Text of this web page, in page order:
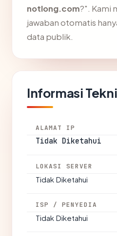
notlong.com?". Kami
jawaban otomatis
data publik.
Informasi
ALAMAT IP
Tidak Diketahui
LOKASI SERVER
Tidak Diketahui
ISP / PENYEDIA
Tidak Diketahui